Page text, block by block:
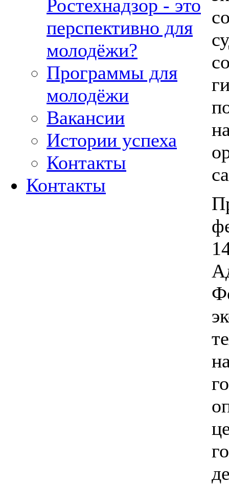
Ростехнадзор - это
перспективно для
молодёжи?
Программы для
молодёжи
Вакансии
Истории успеха
Контакты
Контакты